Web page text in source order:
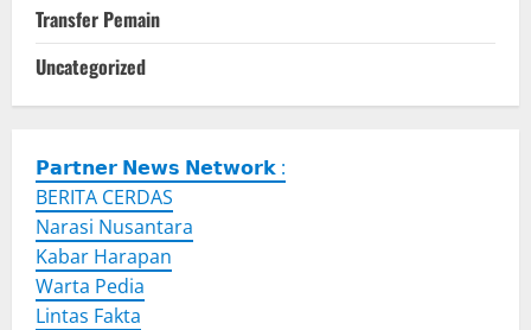
Transfer Pemain
Uncategorized
𝗣𝗮𝗿𝘁𝗻𝗲𝗿 𝗡𝗲𝘄𝘀 𝗡𝗲𝘁𝘄𝗼𝗿𝗸 :
BERITA CERDAS
Narasi Nusantara
Kabar Harapan
Warta Pedia
Lintas Fakta